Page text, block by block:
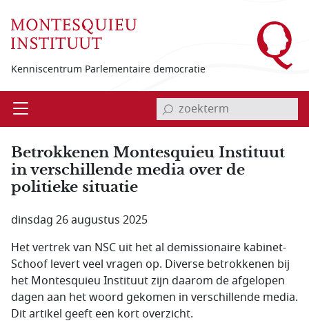
Kenniscentrum Parlementaire democratie
Open invoerveld zoekterm
Betrokkenen Montesquieu Instituut
in verschillende media over de
politieke situatie
dinsdag 26 augustus 2025
Het vertrek van NSC uit het al demissionaire kabinet-
Schoof levert veel vragen op. Diverse betrokkenen bij
het Montesquieu Instituut zijn daarom de afgelopen
dagen aan het woord gekomen in verschillende media.
Dit artikel geeft een kort overzicht.